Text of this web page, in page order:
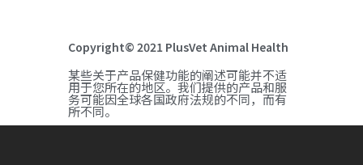
Copyright© 2021 PlusVet Animal Health
某些关于产品保健功能的阐述可能并不适
用于您所在的地区。我们提供的产品和服
务可能因全球各国政府法规的不同，而有
所不同。